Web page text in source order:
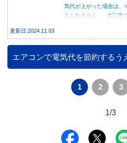
気代が上がった場合は、
もしれません。 本記事
更新日:2024.11.03
エアコンで電気代を節約するう
1 2 3
1/3